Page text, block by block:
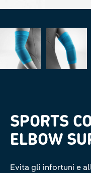
SPORTS
ELBOW
Evita gli infortuni e